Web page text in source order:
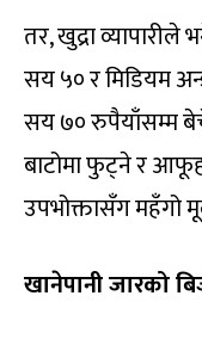
तर, खुद्रा
सय ५० र मिडियम
सय ७० रुपैयाँसम्म
बाटोमा फुट्ने र
उपभोक्तासँग
खानेपानी जारको